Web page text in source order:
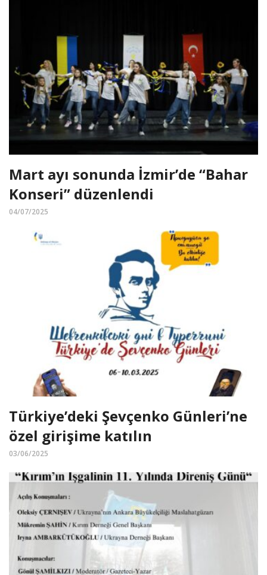
Mart ayı sonunda İzmir’de “Bahar
Konseri” düzenlendi
04/07/2025
Türkiye’deki Şevçenko Günleri’ne
özel girişime katılın
03/06/2025